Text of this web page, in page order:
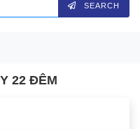
SEARCH
22 ĐÊM